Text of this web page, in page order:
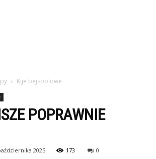
Kije bejsbolowe
POPRAWNIE
2025 173 0